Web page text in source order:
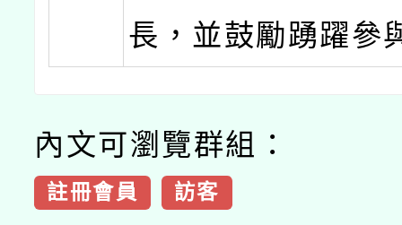
長，並鼓勵踴躍參
內文可瀏覽群組：
註冊會員 訪客